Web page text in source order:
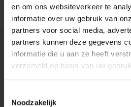
en om ons websiteverkeer te
informatie over uw gebruik van
partners voor social media,
partners kunnen deze gegevens
informatie die u aan ze heeft
verzameld op basis van uw
Noodzakelijk
Nieuwsbrief
Ontvang de laatste updates, nieuws